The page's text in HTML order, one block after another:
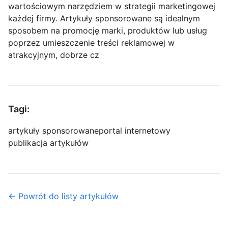
wartościowym narzędziem w strategii marketingowej
każdej firmy. Artykuły sponsorowane są idealnym
sposobem na promocję marki, produktów lub usług
poprzez umieszczenie treści reklamowej w
atrakcyjnym, dobrze cz
Tagi:
artykuły sponsorowaneportal internetowy
publikacja artykułów
← Powrót do listy artykułów